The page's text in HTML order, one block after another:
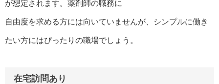
が想定されます。薬剤師の職務に
自由度を求める方には向いていませんが、シンプルに働き
たい方にはぴったりの職場でしょう。
在宅訪問あり